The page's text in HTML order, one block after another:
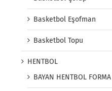
Basketbol Eşofman
Basketbol Topu
HENTBOL
BAYAN HENTBOL FORMA